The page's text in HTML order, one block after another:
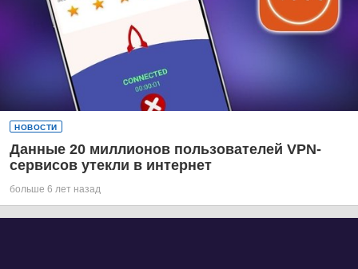
НОВОСТИ
Данные 20 миллионов пользователей VPN-
сервисов утекли в интернет
больше 6 лет назад